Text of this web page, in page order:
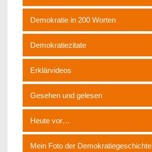
Demokratie in 200 Worten
Demokratiezitate
Erklärvideos
Gesehen und gelesen
Heute vor…
Mein Foto der Demokratiegeschichte